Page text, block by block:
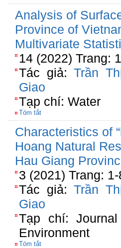
Analysis of
Province of
Multivariate
14 (2022) Trang:
Tác giả:Trần
Giao
Tạp chí: Water
Tóm tắt
Characteristics of
Hoang Natural
Hau Giang
3 (2021) Trang:
Tác giả:Trần
Giao
Tạp chí:
Environment
Tóm tắt